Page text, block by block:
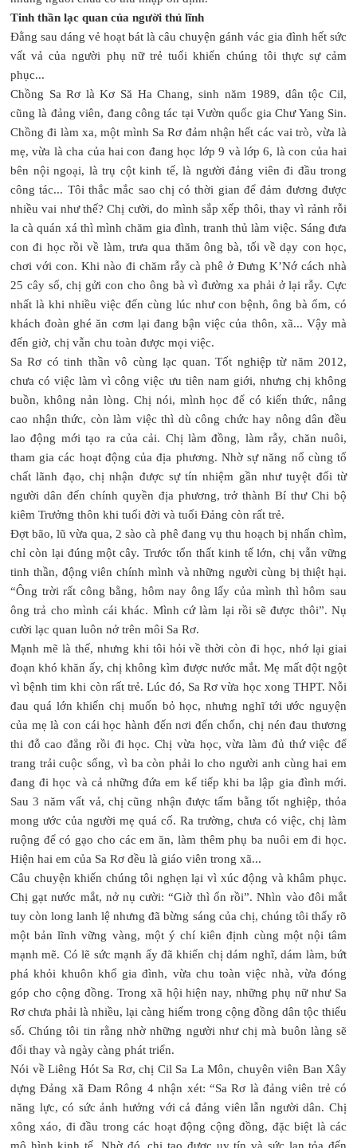
Tinh thần lạc quan của người thủ lĩnh
Đằng sau dáng vẻ hoạt bát là câu chuyện gánh vác gia đình hết sức
vất vả của người phụ nữ trẻ tuổi khiến chúng tôi thực sự cảm
phục...
Chồng Sa Rơ là Kơ Să Ha Chang, sinh năm 1989, dân tộc Cil,
cũng là đảng viên, đang công tác tại Vườn quốc gia Chư Yang Sin.
Chồng đi làm xa, một mình Sa Rơ đảm nhận hết các vai trò, vừa là
mẹ, vừa là cha của hai con đang học lớp 9 và lớp 6, là con của hai
bên nội ngoại, là trụ cột kinh tế, là người đảng viên đi đầu trong
công tác... Tôi thắc mắc sao chị có thời gian để đảm đương được
nhiều vai như thế? Chị cười, do mình sắp xếp thôi, thay vì rảnh rỗi
la cà quán xá thì mình chăm gia đình, tranh thủ làm việc. Sáng đưa
con đi học rồi về làm, trưa qua thăm ông bà, tối về dạy con học,
chơi với con. Khi nào đi chăm rẫy cà phê ở Đưng K’Nớ cách nhà
25 cây số, chị gửi con cho ông bà vì đường xa phải ở lại rẫy. Cực
nhất là khi nhiều việc đến cùng lúc như con bệnh, ông bà ốm, có
khách đoàn ghé ăn cơm lại đang bận việc của thôn, xã... Vậy mà
đến giờ, chị vẫn chu toàn được mọi việc.
Sa Rơ có tinh thần vô cùng lạc quan. Tốt nghiệp từ năm 2012,
chưa có việc làm vì công việc ưu tiên nam giới, nhưng chị không
buồn, không nản lòng. Chị nói, mình học để có kiến thức, nâng
cao nhận thức, còn làm việc thì dù công chức hay nông dân đều
lao động mới tạo ra của cải. Chị làm đồng, làm rẫy, chăn nuôi,
tham gia các hoạt động của địa phương. Nhờ sự năng nổ cùng tố
chất lãnh đạo, chị nhận được sự tín nhiệm gần như tuyệt đối từ
người dân đến chính quyền địa phương, trở thành Bí thư Chi bộ
kiêm Trưởng thôn khi tuổi đời và tuổi Đảng còn rất trẻ.
Đợt bão, lũ vừa qua, 2 sào cà phê đang vụ thu hoạch bị nhấn chìm,
chỉ còn lại đúng một cây. Trước tổn thất kinh tế lớn, chị vẫn vững
tinh thần, động viên chính mình và những người cùng bị thiệt hại.
“Ông trời rất công bằng, hôm nay ông lấy của mình thì hôm sau
ông trả cho mình cái khác. Mình cứ làm lại rồi sẽ được thôi”. Nụ
cười lạc quan luôn nở trên môi Sa Rơ.
Mạnh mẽ là thế, nhưng khi tôi hỏi về thời còn đi học, nhớ lại giai
đoạn khó khăn ấy, chị không kìm được nước mắt. Mẹ mất đột ngột
vì bệnh tim khi còn rất trẻ. Lúc đó, Sa Rơ vừa học xong THPT. Nỗi
đau quá lớn khiến chị muốn bỏ học, nhưng nghĩ tới ước nguyện
của mẹ là con cái học hành đến nơi đến chốn, chị nén đau thương
thi đỗ cao đẳng rồi đi học. Chị vừa học, vừa làm đủ thứ việc để
trang trải cuộc sống, vì ba còn phải lo cho người anh cùng hai em
đang đi học và cả những đứa em kế tiếp khi ba lập gia đình mới.
Sau 3 năm vất vả, chị cũng nhận được tấm bằng tốt nghiệp, thỏa
mong ước của người mẹ quá cố. Ra trường, chưa có việc, chị làm
ruộng để có gạo cho các em ăn, làm thêm phụ ba nuôi em đi học.
Hiện hai em của Sa Rơ đều là giáo viên trong xã...
Câu chuyện khiến chúng tôi nghẹn lại vì xúc động và khâm phục.
Chị gạt nước mắt, nở nụ cười: “Giờ thì ổn rồi”. Nhìn vào đôi mắt
tuy còn long lanh lệ nhưng đã bừng sáng của chị, chúng tôi thấy rõ
một bản lĩnh vững vàng, một ý chí kiên định cùng một nội tâm
mạnh mẽ. Có lẽ sức mạnh ấy đã khiến chị dám nghĩ, dám làm, bứt
phá khỏi khuôn khổ gia đình, vừa chu toàn việc nhà, vừa đóng
góp cho cộng đồng. Trong xã hội hiện nay, những phụ nữ như Sa
Rơ chưa phải là nhiều, lại càng hiếm trong cộng đồng dân tộc thiểu
số. Chúng tôi tin rằng nhờ những người như chị mà buôn làng sẽ
đổi thay và ngày càng phát triển.
Nói về Liêng Hót Sa Rơ, chị Cil Sa La Môn, chuyên viên Ban Xây
dựng Đảng xã Đam Rông 4 nhận xét: “Sa Rơ là đảng viên trẻ có
năng lực, có sức ảnh hưởng với cả đảng viên lẫn người dân. Chị
xông xáo, đi đầu trong các hoạt động cộng đồng, đặc biệt là các